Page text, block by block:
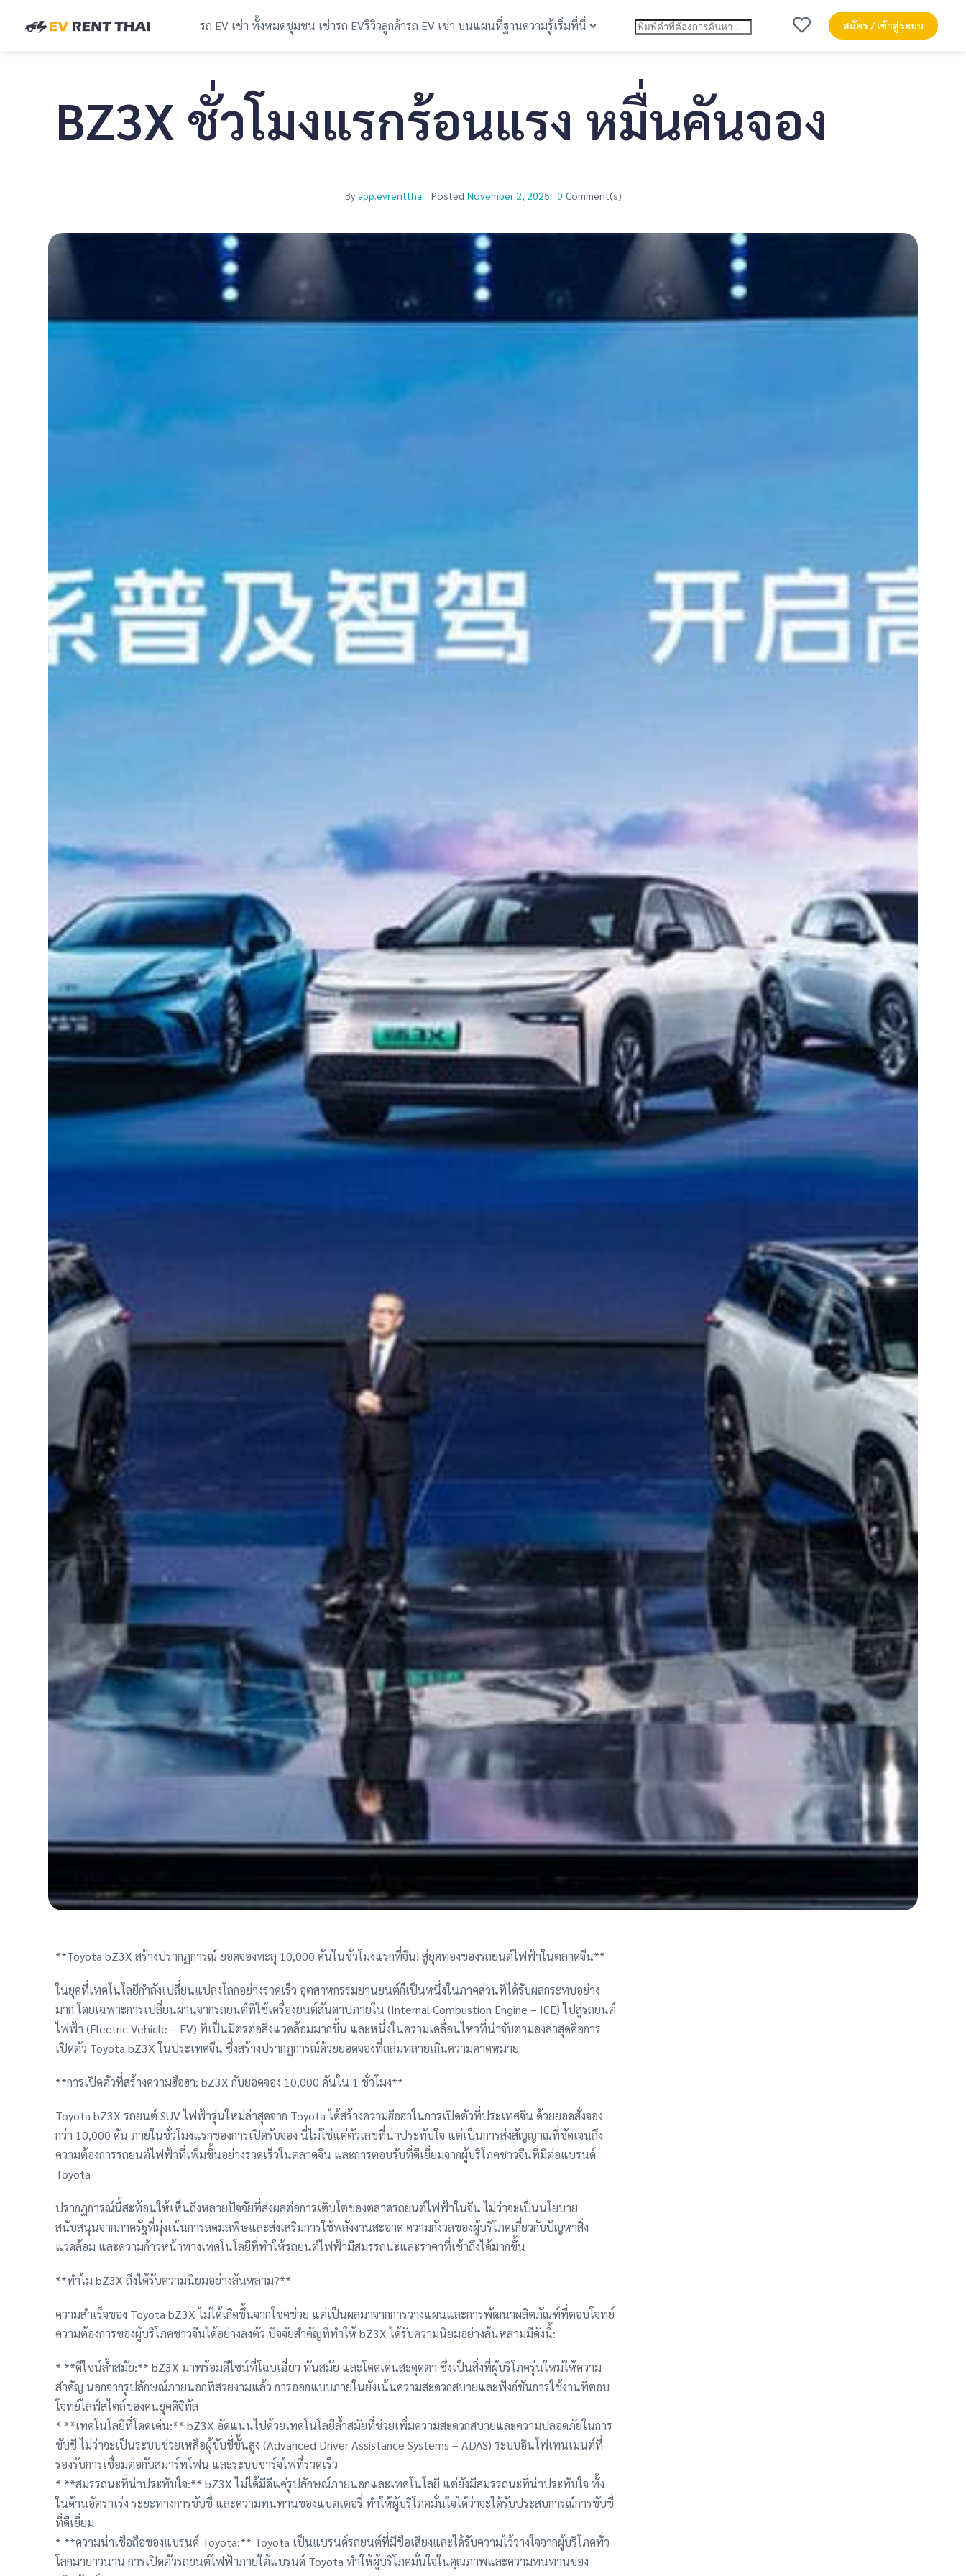
รถ EV เช่า ทั้งหมดชุมชน เช่ารถ EVรีวิวลูกค้ารถ EV เช่า บนแผนที่ฐานความรู้เริ่มที่นี่ สมัคร / เข้าสู่ระบบ
BZ3X ชั่วโมงแรกร้อนแรง หมื่นคันจอง
By app.evrentthai Posted November 2, 2025 0 Comment(s)
**Toyota bZ3X สร้างปรากฏการณ์ ยอดจองทะลุ 10,000 คันในชั่วโมงแรกที่จีน! สู่ยุคทองของรถยนต์ไฟฟ้าในตลาดจีน**
ในยุคที่เทคโนโลยีกำลังเปลี่ยนแปลงโลกอย่างรวดเร็ว อุตสาหกรรมยานยนต์ก็เป็นหนึ่งในภาคส่วนที่ได้รับผลกระทบอย่าง
มาก โดยเฉพาะการเปลี่ยนผ่านจากรถยนต์ที่ใช้เครื่องยนต์สันดาปภายใน (Internal Combustion Engine – ICE) ไปสู่รถยนต์
ไฟฟ้า (Electric Vehicle – EV) ที่เป็นมิตรต่อสิ่งแวดล้อมมากขึ้น และหนึ่งในความเคลื่อนไหวที่น่าจับตามองล่าสุดคือการ
เปิดตัว Toyota bZ3X ในประเทศจีน ซึ่งสร้างปรากฏการณ์ด้วยยอดจองที่ถล่มทลายเกินความคาดหมาย
**การเปิดตัวที่สร้างความฮือฮา: bZ3X กับยอดจอง 10,000 คันใน 1 ชั่วโมง**
Toyota bZ3X รถยนต์ SUV ไฟฟ้ารุ่นใหม่ล่าสุดจาก Toyota ได้สร้างความฮือฮาในการเปิดตัวที่ประเทศจีน ด้วยยอดสั่งจอง
กว่า 10,000 คัน ภายในชั่วโมงแรกของการเปิดรับจอง นี่ไม่ใช่แค่ตัวเลขที่น่าประทับใจ แต่เป็นการส่งสัญญาณที่ชัดเจนถึง
ความต้องการรถยนต์ไฟฟ้าที่เพิ่มขึ้นอย่างรวดเร็วในตลาดจีน และการตอบรับที่ดีเยี่ยมจากผู้บริโภคชาวจีนที่มีต่อแบรนด์
Toyota
ปรากฏการณ์นี้สะท้อนให้เห็นถึงหลายปัจจัยที่ส่งผลต่อการเติบโตของตลาดรถยนต์ไฟฟ้าในจีน ไม่ว่าจะเป็นนโยบาย
สนับสนุนจากภาครัฐที่มุ่งเน้นการลดมลพิษและส่งเสริมการใช้พลังงานสะอาด ความกังวลของผู้บริโภคเกี่ยวกับปัญหาสิ่ง
แวดล้อม และความก้าวหน้าทางเทคโนโลยีที่ทำให้รถยนต์ไฟฟ้ามีสมรรถนะและราคาที่เข้าถึงได้มากขึ้น
**ทำไม bZ3X ถึงได้รับความนิยมอย่างล้นหลาม?**
ความสำเร็จของ Toyota bZ3X ไม่ได้เกิดขึ้นจากโชคช่วย แต่เป็นผลมาจากการวางแผนและการพัฒนาผลิตภัณฑ์ที่ตอบโจทย์
ความต้องการของผู้บริโภคชาวจีนได้อย่างลงตัว ปัจจัยสำคัญที่ทำให้ bZ3X ได้รับความนิยมอย่างล้นหลามมีดังนี้:
* **ดีไซน์ล้ำสมัย:** bZ3X มาพร้อมดีไซน์ที่โฉบเฉี่ยว ทันสมัย และโดดเด่นสะดุดตา ซึ่งเป็นสิ่งที่ผู้บริโภครุ่นใหม่ให้ความ
สำคัญ นอกจากรูปลักษณ์ภายนอกที่สวยงามแล้ว การออกแบบภายในยังเน้นความสะดวกสบายและฟังก์ชันการใช้งานที่ตอบ
โจทย์ไลฟ์สไตล์ของคนยุคดิจิทัล
* **เทคโนโลยีที่โดดเด่น:** bZ3X อัดแน่นไปด้วยเทคโนโลยีล้ำสมัยที่ช่วยเพิ่มความสะดวกสบายและความปลอดภัยในการ
ขับขี่ ไม่ว่าจะเป็นระบบช่วยเหลือผู้ขับขี่ขั้นสูง (Advanced Driver Assistance Systems – ADAS) ระบบอินโฟเทนเมนต์ที่
รองรับการเชื่อมต่อกับสมาร์ทโฟน และระบบชาร์จไฟที่รวดเร็ว
* **สมรรถนะที่น่าประทับใจ:** bZ3X ไม่ได้มีดีแค่รูปลักษณ์ภายนอกและเทคโนโลยี แต่ยังมีสมรรถนะที่น่าประทับใจ ทั้ง
ในด้านอัตราเร่ง ระยะทางการขับขี่ และความทนทานของแบตเตอรี่ ทำให้ผู้บริโภคมั่นใจได้ว่าจะได้รับประสบการณ์การขับขี่
ที่ดีเยี่ยม
* **ความน่าเชื่อถือของแบรนด์ Toyota:** Toyota เป็นแบรนด์รถยนต์ที่มีชื่อเสียงและได้รับความไว้วางใจจากผู้บริโภคทั่ว
โลกมายาวนาน การเปิดตัวรถยนต์ไฟฟ้าภายใต้แบรนด์ Toyota ทำให้ผู้บริโภคมั่นใจในคุณภาพและความทนทานของ